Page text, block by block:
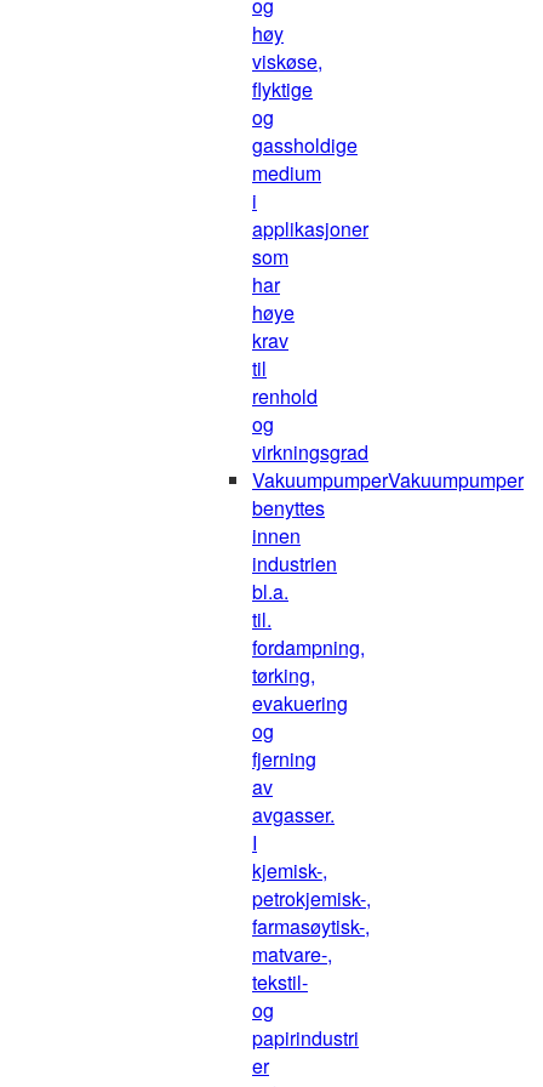
høy
viskøse,
flyktige
og
gassholdige
medium
i
applikasjoner
som
har
høye
krav
til
renhold
og
virkningsgrad
VakuumpumperVakuumpumper
benyttes
innen
industrien
bl.a.
til.
fordampning,
tørking,
evakuering
og
fjerning
av
avgasser.
I
kjemisk-,
petrokjemisk-,
farmasøytisk-,
matvare-,
tekstil-
og
papirindustri
er